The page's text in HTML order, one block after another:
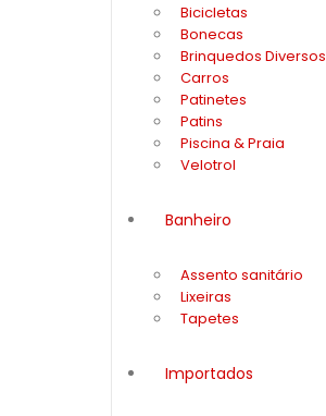
Bicicletas
Bonecas
Brinquedos Diversos
Carros
Patinetes
Patins
Piscina & Praia
Velotrol
Banheiro
Assento sanitário
Lixeiras
Tapetes
Importados